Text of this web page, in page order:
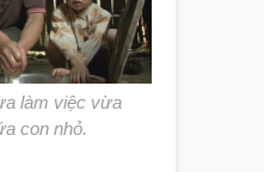
làm việc vừa
con nhỏ.